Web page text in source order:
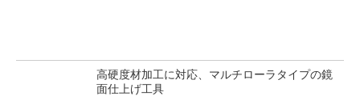
高硬度材加工に対応、マルチローラタイプの鏡
面仕上げ工具